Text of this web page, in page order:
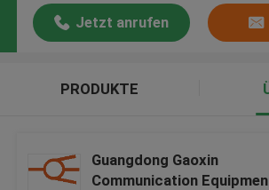
Jetzt anrufen
PRODUKTE
Guangdong Gaoxin
Communication